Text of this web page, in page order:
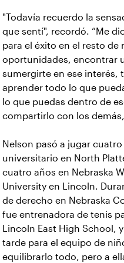
"Todavía recuerdo la
que sentí", recordó. “Me
para el éxito en el resto de
oportunidades, encontrar
sumergirte en ese interés,
aprender todo lo que
lo que puedas dentro de
compartirlo con los
Nelson pasó a jugar
universitario en North
cuatro años en Nebraska
University en Lincoln.
de derecho en Nebraska
fue entrenadora de tenis
Lincoln East High School,
tarde para el equipo de
equilibrarlo todo, pero a